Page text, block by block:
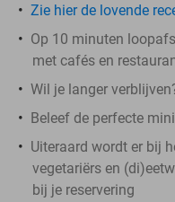
Zie hier de lovende
Op 10 minuten
met cafés en
Wil je langer
Beleef de perfecte
Uiteraard wordt er bij
vegetariërs en
bij je reservering